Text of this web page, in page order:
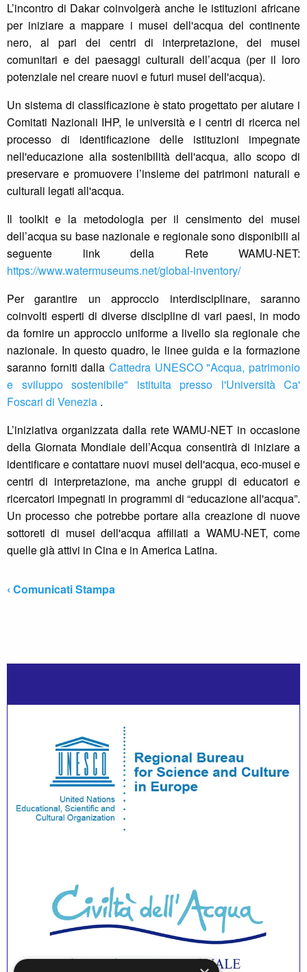
L’incontro di Dakar coinvolgerà anche le istituzioni africane
per iniziare a mappare i musei dell'acqua del continente
nero, al pari dei centri di interpretazione, dei musei
comunitari e dei paesaggi culturali dell’acqua (per il loro
potenziale nel creare nuovi e futuri musei dell'acqua).
Un sistema di classificazione è stato progettato per aiutare i
Comitati Nazionali IHP, le università e i centri di ricerca nel
processo di identificazione delle istituzioni impegnate
nell'educazione alla sostenibilità dell'acqua, allo scopo di
preservare e promuovere l’insieme dei patrimoni naturali e
culturali legati all'acqua.
Il toolkit e la metodologia per il censimento dei musei
dell’acqua su base nazionale e regionale sono disponibili al
seguente link della Rete WAMU-NET:
https://www.watermuseums.net/global-inventory/
Per garantire un approccio interdisciplinare, saranno
coinvolti esperti di diverse discipline di vari paesi, in modo
da fornire un approccio uniforme a livello sia regionale che
nazionale. In questo quadro, le linee guida e la formazione
saranno forniti dalla Cattedra UNESCO "Acqua, patrimonio
e sviluppo sostenibile" istituita presso l'Università Ca'
Foscari di Venezia .
L’iniziativa organizzata dalla rete WAMU-NET in occasione
della Giornata Mondiale dell’Acqua consentirà di iniziare a
identificare e contattare nuovi musei dell'acqua, eco-musei e
centri di interpretazione, ma anche gruppi di educatori e
ricercatori impegnati in programmi di “educazione all'acqua”.
Un processo che potrebbe portare alla creazione di nuove
sottoreti di musei dell'acqua affiliati a WAMU-NET, come
quelle già attivi in Cina e in America Latina.
‹ Comunicati Stampa